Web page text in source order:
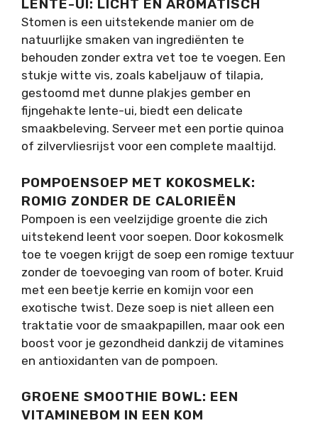
LENTE-UI: LICHT EN AROMATISCH
Stomen is een uitstekende manier om de
natuurlijke smaken van ingrediënten te
behouden zonder extra vet toe te voegen. Een
stukje witte vis, zoals kabeljauw of tilapia,
gestoomd met dunne plakjes gember en
fijngehakte lente-ui, biedt een delicate
smaakbeleving. Serveer met een portie quinoa
of zilvervliesrijst voor een complete maaltijd.
POMPOENSOEP MET KOKOSMELK:
ROMIG ZONDER DE CALORIEËN
Pompoen is een veelzijdige groente die zich
uitstekend leent voor soepen. Door kokosmelk
toe te voegen krijgt de soep een romige textuur
zonder de toevoeging van room of boter. Kruid
met een beetje kerrie en komijn voor een
exotische twist. Deze soep is niet alleen een
traktatie voor de smaakpapillen, maar ook een
boost voor je gezondheid dankzij de vitamines
en antioxidanten van de pompoen.
GROENE SMOOTHIE BOWL: EEN
VITAMINEBOM IN EEN KOM